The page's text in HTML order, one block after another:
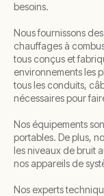
besoins.
Nous fournissons
chauffages à
tous conçus et
environnements les
tous les conduits,
nécessaires pour
Nos équipements
portables. De plus,
les niveaux de bruit
nos appareils de
Nos experts